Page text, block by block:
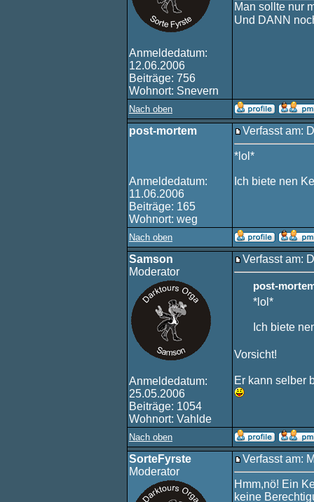
Anmeldedatum:
12.06.2006
Beiträge: 756
Wohnort: Snevern
Man sollte nur
Und DANN
Nach oben
post-mortem
Anmeldedatum:
11.06.2006
Beiträge: 165
Wohnort: weg
Verfasst am:
*lol*
Ich biete nen
Nach oben
Samson
Moderator
Anmeldedatum:
25.05.2006
Beiträge: 1054
Wohnort: Vahlde
Verfasst am:
post-
*lol*
Ich biete
Vorsicht!
Er kann selber
Nach oben
SorteFyrste
Moderator
Verfasst am:
Hmm,nö! Ein
keine